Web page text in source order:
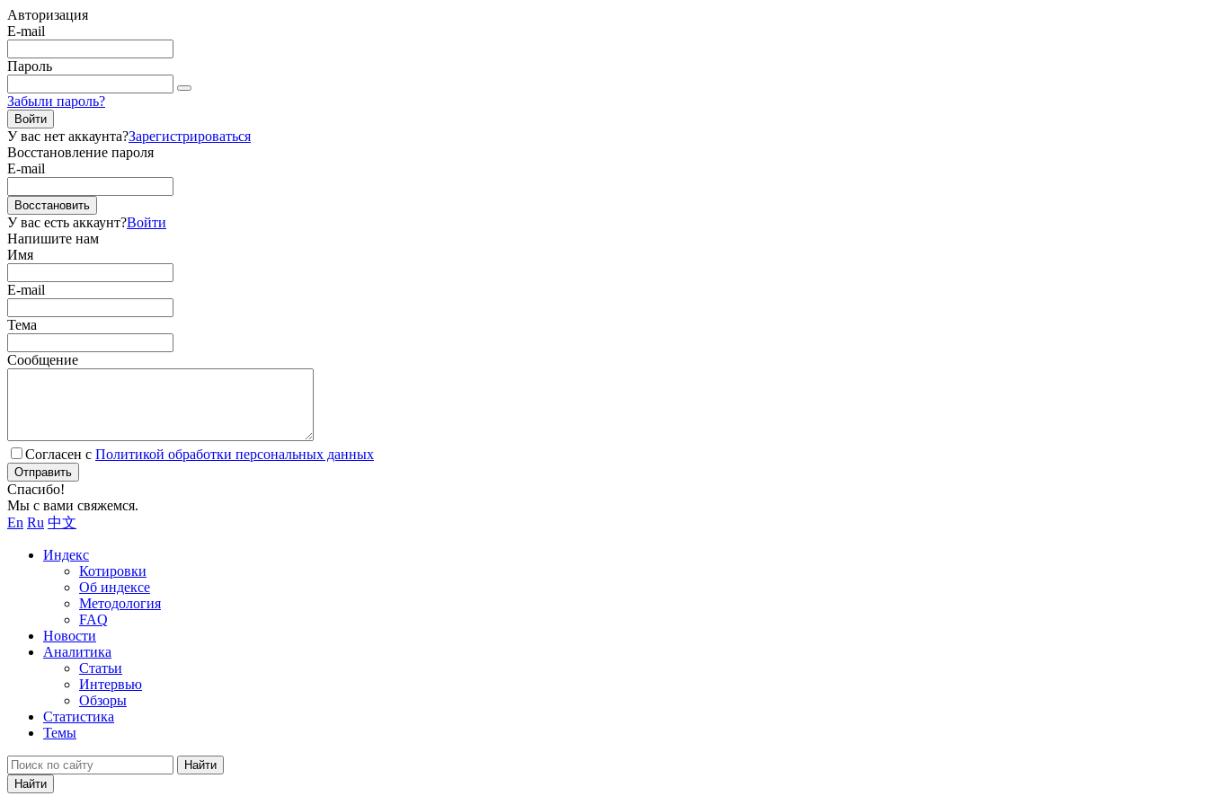
Авторизация
E-mail
Пароль
Забыли пароль?
Войти
У вас нет аккаунта?Зарегистрироваться
Восстановление пароля
E-mail
Восстановить
У вас есть аккаунт?Войти
Напишите нам
Имя
E-mail
Тема
Сообщение
Согласен с Политикой обработки персональных данных
Отправить
Спасибо!
Мы с вами свяжемся.
En Ru 中文
Индекс
Котировки
Об индексе
Методология
FAQ
Новости
Аналитика
Статьи
Интервью
Обзоры
Статистика
Темы
Найти
Найти